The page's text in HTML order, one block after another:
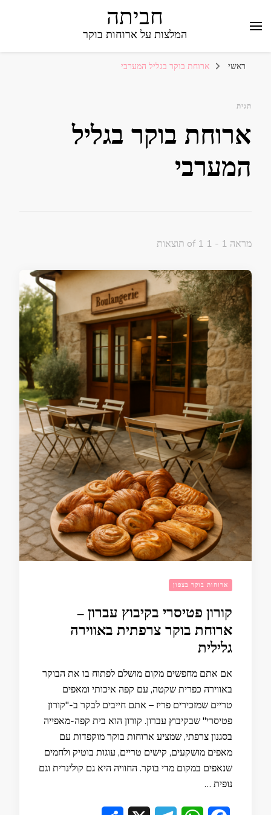
חביתה
המלצות על ארוחות בוקר
ראשי ארוחת בוקר בגליל המערבי
תגית
ארוחת בוקר בגליל
המערבי
מראה 1 - 1 of 1 תוצאות
ארוחות בוקר בצפון
קורון פטיסרי בקיבוץ עברון –
ארוחת בוקר צרפתית באווירה
גלילית
אם אתם מחפשים מקום מושלם לפתוח בו את הבוקר
באווירה כפרית שקטה, עם קפה איכותי ומאפים
טריים שמזכירים פריז – אתם חייבים לבקר ב-"קורון
פטיסרי" שבקיבוץ עברון. קורון הוא בית קפה-מאפייה
בסגנון צרפתי, שמציע ארוחות בוקר מוקפדות עם
מאפים מושקעים, קישים טריים, עוגות בוטיק ולחמים
שנאפים במקום מדי בוקר. החוויה היא גם קולינרית וגם
נופית …